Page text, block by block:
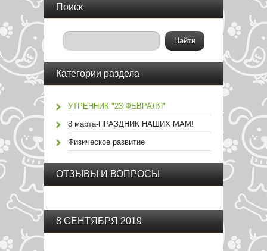
Поиск
Категории раздела
УТРЕННИК "23 ФЕВРАЛЯ"
8 марта-ПРАЗДНИК НАШИХ МАМ!
Физическое развитие
ОТЗЫВЫ И ВОПРОСЫ
8 СЕНТЯБРЯ 2019